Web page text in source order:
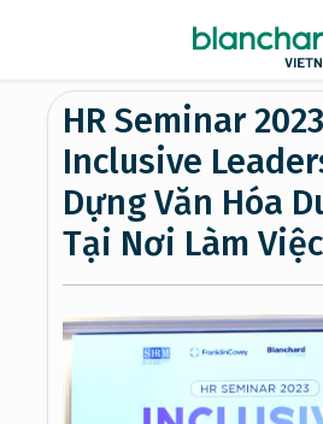
HR Seminar
Inclusive
Dựng Văn Hóa
Tại Nơi Làm Việc